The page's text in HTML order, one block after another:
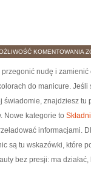
KOMENTOWANIA
nudę i
do manicure.
świadomie, znajdziesz
Nowe kategorie to
informacjami.
są tu wskazówki, które
bez presji: ma